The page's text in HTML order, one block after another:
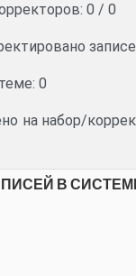
0 / 0
0
на набор/
В